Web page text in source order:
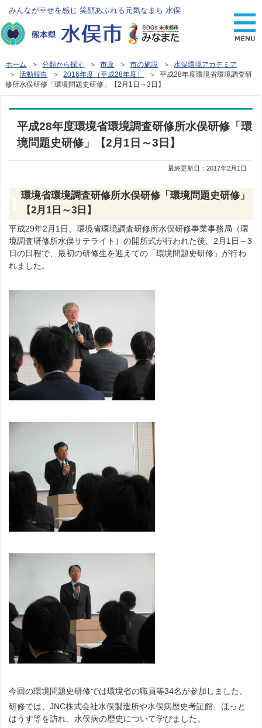
みんなが幸せを感じ 笑顔あふれる元気なまち 水俣
ホーム ＞分類から探す ＞市政 ＞市の施設 ＞水俣環境アカデミア
＞活動報告 ＞2016年度（平成28年度）
＞ 平成28年度環境省環境調査研
修所水俣研修「環境問題史研修」【2月1日～3日】
平成28年度環境省環境調査研修所水俣研修「環
境問題史研修」【2月1日～3日】
最終更新日：2017年2月1日
環境省環境調査研修所水俣研修「環境問題史研修」
【2月1日～3日】
平成29年2月1日、環境省環境調査研修所水俣研修事業事務局（環
境調査研修所水俣サテライト）の開所式が行われた後、2月1日～3
日の日程で、最初の研修生を迎えての「環境問題史研修」が行わ
れました。
今回の環境問題史研修では環境省の職員等34名が参加しました。
研修では、JNC株式会社水俣製造所や水俣病歴史考証館、ほっと
はうす等を訪れ、水俣病の歴史について学びました。